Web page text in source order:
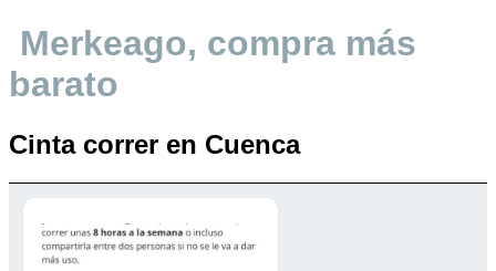
Merkeago, compra más
barato
Cinta correr en Cuenca